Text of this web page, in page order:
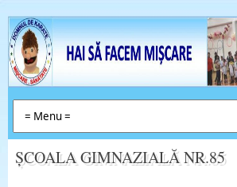
ȘCOALA GIMNAZIALĂ NR.85